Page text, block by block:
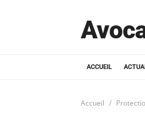
ACCUEIL
Accueil